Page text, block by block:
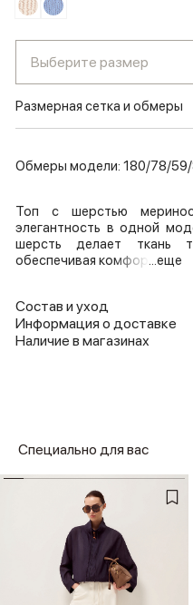
Выберите размер
Размерная сетка и обмеры
Обмеры модели: 180/78/59/
Топ с шерстью
элегантность в одной
шерсть делает ткань
обеспечивая комфор ...еще
Состав и уход
Информация о доставке
Наличие в магазинах
Специально для вас